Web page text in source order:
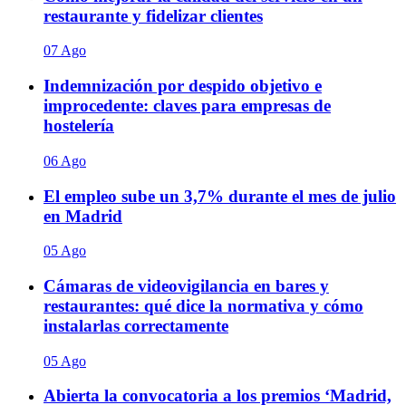
restaurante y fidelizar clientes
07 Ago
Indemnización por despido objetivo e
improcedente: claves para empresas de
hostelería
06 Ago
El empleo sube un 3,7% durante el mes de julio
en Madrid
05 Ago
Cámaras de videovigilancia en bares y
restaurantes: qué dice la normativa y cómo
instalarlas correctamente
05 Ago
Abierta la convocatoria a los premios ‘Madrid,